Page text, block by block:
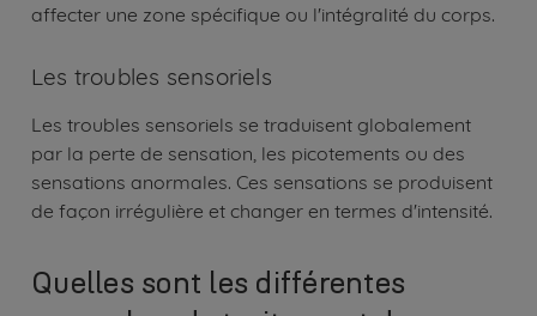
affecter une zone spécifique ou l'intégralité du corps.
Les troubles sensoriels
Les troubles sensoriels se traduisent globalement
par la perte de sensation, les picotements ou des
sensations anormales. Ces sensations se produisent
de façon irrégulière et changer en termes d'intensité.
Quelles sont les différentes